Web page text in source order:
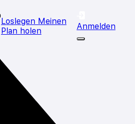
Loslegen Meinen
Plan holen
Anmelden